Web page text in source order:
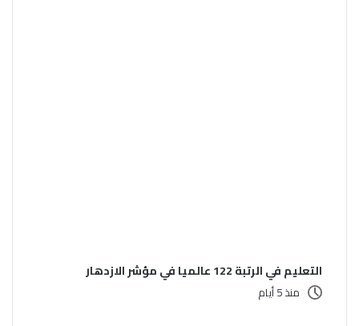
التعليم في الرتبة 122 عالميا في مؤشر الازدهار
منذ 5 أيام